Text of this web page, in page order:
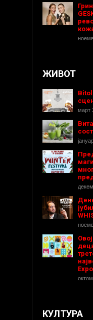
ЖИВОТ
март
Expo
КУЛТУРА